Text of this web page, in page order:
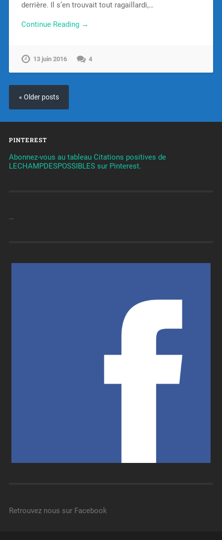
derrière. Il s’en trouvait tout ragaillardi,…
Continue Reading →
13 juin 2016 4
« Older posts
PINTEREST
Abonnez-vous au tableau Citations positives de
LECHAMPDESPOSSIBLES sur Pinterest.
…
Retrouvez nous sur Facebook